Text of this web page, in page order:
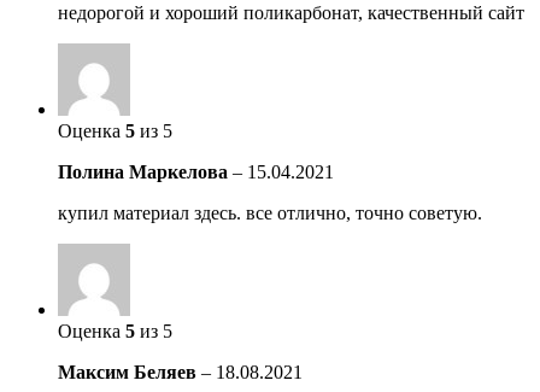
недорогой и хороший поликарбонат, качественный сайт
Оценка 5 из 5
Полина Маркелова – 15.04.2021
купил материал здесь. все отлично, точно советую.
Оценка 5 из 5
Максим Беляев – 18.08.2021